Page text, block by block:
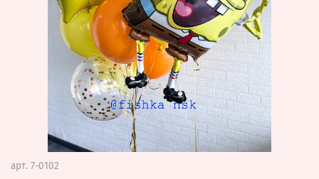
арт. 7-0102